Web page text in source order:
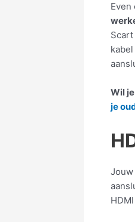
Even
Wil
je